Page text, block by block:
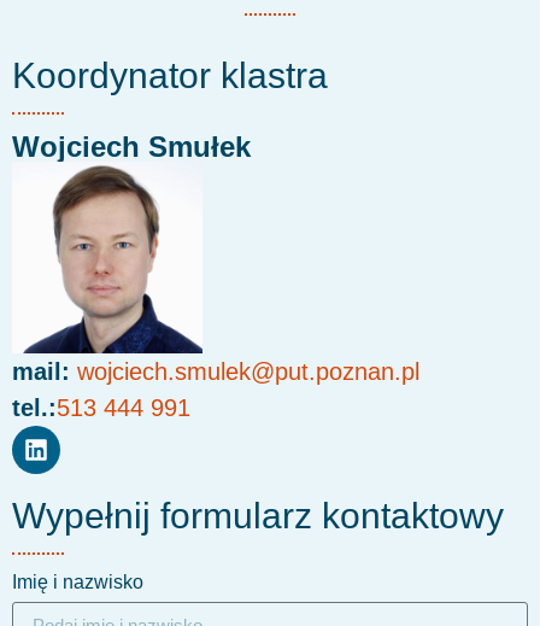
Koordynator klastra
Wojciech Smułek
mail: wojciech.smulek@put.poznan.pl
tel.:513 444 991
Wypełnij formularz kontaktowy
Imię i nazwisko